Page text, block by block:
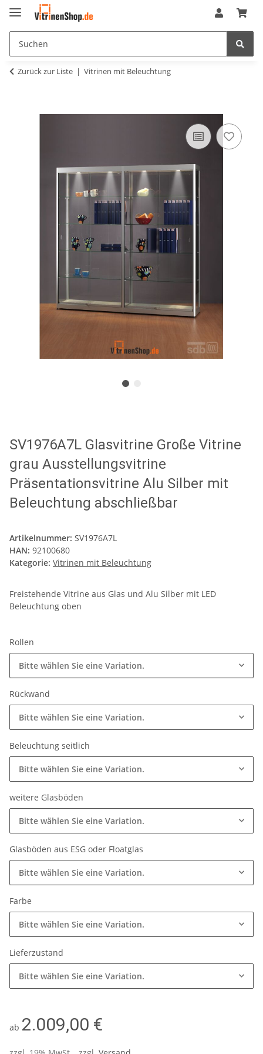
Zurück zur Liste Vitrinen mit Beleuchtung
SV1976A7L Glasvitrine Große Vitrine
grau Ausstellungsvitrine
Präsentationsvitrine Alu Silber mit
Beleuchtung abschließbar
Artikelnummer: SV1976A7L
HAN: 92100680
Kategorie: Vitrinen mit Beleuchtung
Freistehende Vitrine aus Glas und Alu Silber mit LED
Beleuchtung oben
Rollen
Bitte wählen Sie eine Variation.
Rückwand
Bitte wählen Sie eine Variation.
Beleuchtung seitlich
Bitte wählen Sie eine Variation.
weitere Glasböden
Bitte wählen Sie eine Variation.
Glasböden aus ESG oder Floatglas
Bitte wählen Sie eine Variation.
Farbe
Bitte wählen Sie eine Variation.
Lieferzustand
Bitte wählen Sie eine Variation.
ab 2.009,00 €